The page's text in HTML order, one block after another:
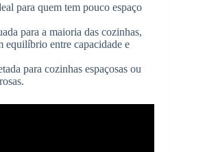
para quem tem pouco espaço
para a maioria das cozinhas,
equilíbrio entre capacidade e
para cozinhas espaçosas ou